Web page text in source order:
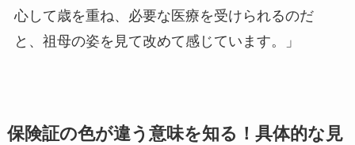
心して歳を重ね、必要な医療を受けられるのだ
と、祖母の姿を見て改めて感じています。」
保険証の色が違う意味を知る！具体的な見